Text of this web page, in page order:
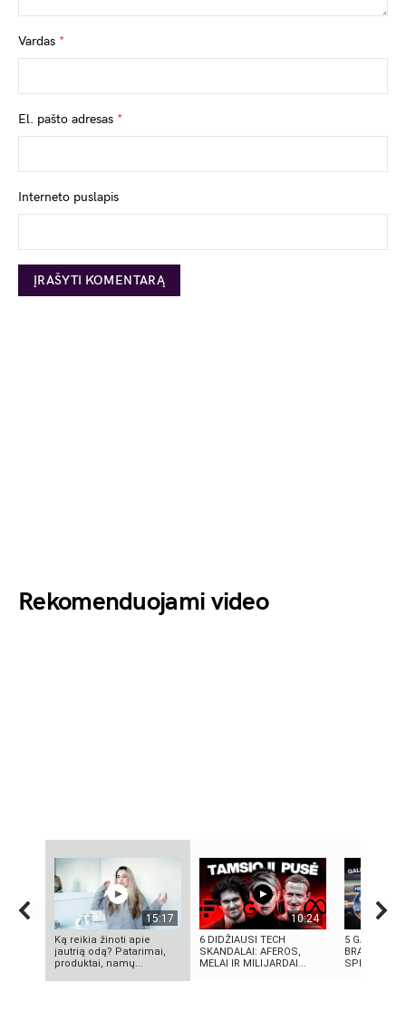
Vardas *
El. pašto adresas *
Interneto puslapis
Rekomenduojami video
15:17
Ką reikia žinoti apie
jautrią odą? Patarimai,
produktai, namų...
10:24
6 DIDŽIAUSI TECH
SKANDALAI: AFEROS,
MELAI IR MILIJARDAI...
5
SPROGIMAI